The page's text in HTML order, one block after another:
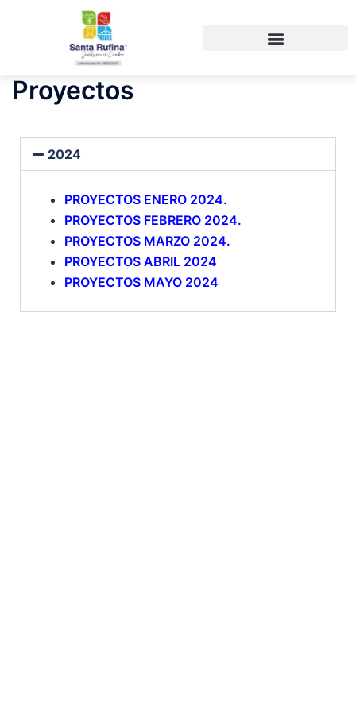
Proyectos
2024
PROYECTOS ENERO 2024.
PROYECTOS FEBRERO 2024.
PROYECTOS MARZO 2024.
PROYECTOS ABRIL 2024
PROYECTOS MAYO 2024